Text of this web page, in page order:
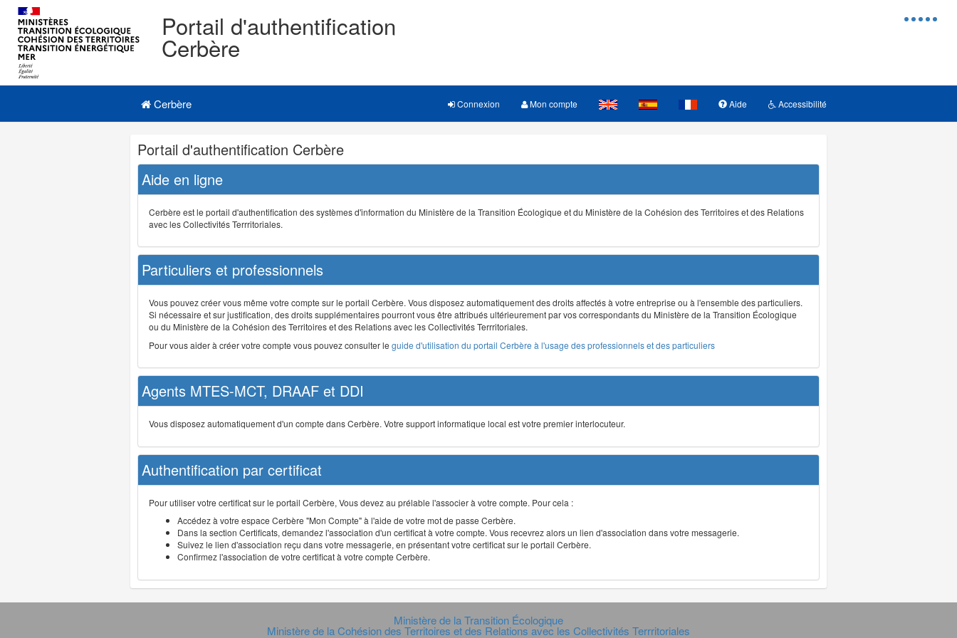
Menu
Portail d'authentification
Cerbère
Navigation
Menu principal
Cerbère Connexion Mon compte Aide Accessibilité
Navigation
et
outils
annexes
Portail d'authentification Cerbère
Aide en ligne
Cerbère est le portail d'authentification des systèmes d'information du Ministère de la Transition Écologique et du Ministère de la Cohésion des Territoires et des Relations
avec les Collectivités Terrritoriales.
Particuliers et professionnels
Vous pouvez créer vous même votre compte sur le portail Cerbère. Vous disposez automatiquement des droits affectés à votre entreprise ou à l'ensemble des particuliers.
Si nécessaire et sur justification, des droits supplémentaires pourront vous être attribués ultérieurement par vos correspondants du Ministère de la Transition Écologique
ou du Ministère de la Cohésion des Territoires et des Relations avec les Collectivités Terrritoriales.
Pour vous aider à créer votre compte vous pouvez consulter le guide d'utilisation du portail Cerbère à l'usage des professionnels et des particuliers
Agents MTES-MCT, DRAAF et DDI
Vous disposez automatiquement d'un compte dans Cerbère. Votre support informatique local est votre premier interlocuteur.
Authentification par certificat
Pour utiliser votre certificat sur le portail Cerbère, Vous devez au prélable l'associer à votre compte. Pour cela :
Accédez à votre espace Cerbère "Mon Compte" à l'aide de votre mot de passe Cerbère.
Dans la section Certificats, demandez l'association d'un certificat à votre compte. Vous recevrez alors un lien d'association dans votre messagerie.
Suivez le lien d'association reçu dans votre messagerie, en présentant votre certificat sur le portail Cerbère.
Confirmez l'association de votre certificat à votre compte Cerbère.
Ministère de la Transition Écologique
Ministère de la Cohésion des Territoires et des Relations avec les Collectivités Terrritoriales